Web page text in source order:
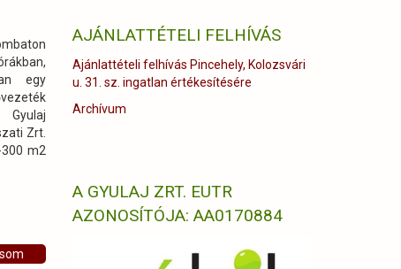
egy
Zrt.
m2
AJÁNLATTÉTELI FELHÍVÁS
Ajánlattételi felhívás Pincehely, Kolozsvári
u. 31. sz. ingatlan értékesítésére
Archívum
A GYULAJ ZRT. EUTR
AZONOSÍTÓJA: AA0170884